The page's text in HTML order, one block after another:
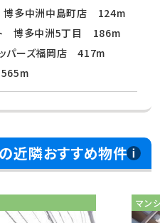
博多中洲中島町店 124m
ト 博多中洲5丁目 186m
パーズ福岡店 417m
近隣おすすめ物件
マン